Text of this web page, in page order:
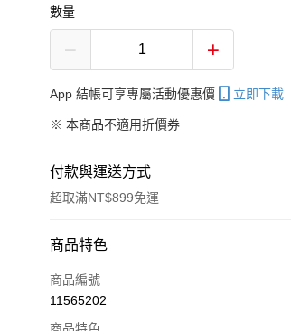
數量
App 結帳可享專屬活動優惠價 立即下載
※ 本商品不適用折價券
付款與運送方式
超取滿NT$899免運
付款方式
信用卡一次付款
商品特色
商品編號
11565202